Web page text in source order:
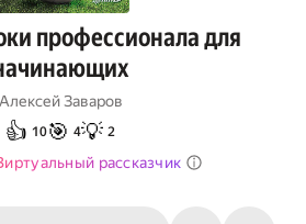
профессионала для
Алексей Заваров
👍 10🎯 4💡 2
рассказчик